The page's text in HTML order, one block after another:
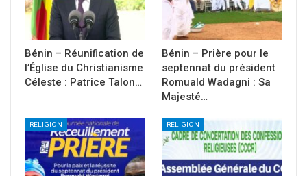
Bénin – Réunification de
l’Église du Christianisme
Céleste : Patrice Talon…
Bénin – Prière pour le
septennat du président
Romuald Wadagni : Sa
Majesté…
RELIGION RELIGION